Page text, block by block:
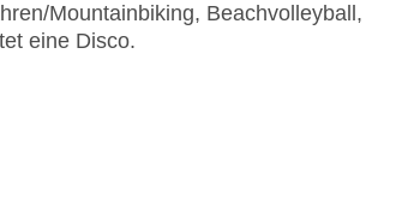
Mountainbiking, Beachvolleyball,
eine Disco.